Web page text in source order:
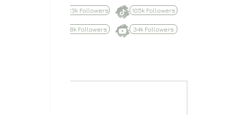
623k Followers 105k Followers
8.8k Followers 34k Followers